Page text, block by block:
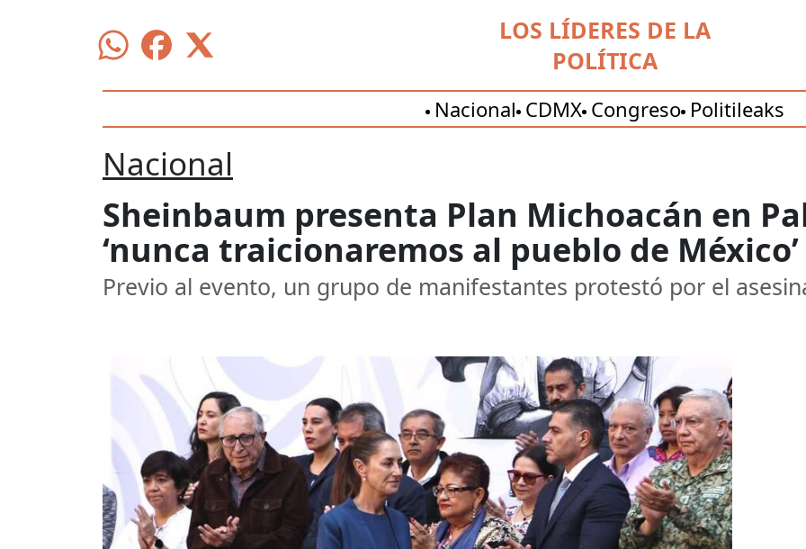
LOS LÍDERES DE LA
POLÍTICA
Nacional CDMX Congreso Politileaks
Nacional
Sheinbaum presenta Plan Michoacán en
‘nunca traicionaremos al pueblo de México’
Previo al evento, un grupo de manifestantes protestó por el